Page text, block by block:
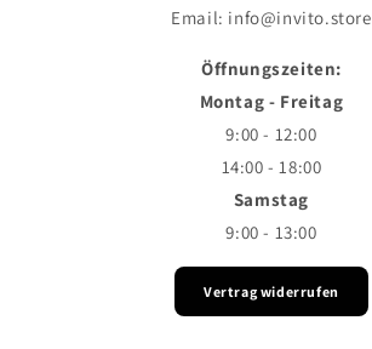
Email: info@invito.store
Öffnungszeiten:
Montag - Freitag
9:00 - 12:00
14:00 - 18:00
Samstag
9:00 - 13:00
Vertrag widerrufen